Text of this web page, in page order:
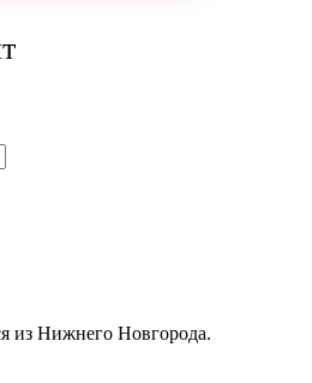
из Нижнего Новгорода.